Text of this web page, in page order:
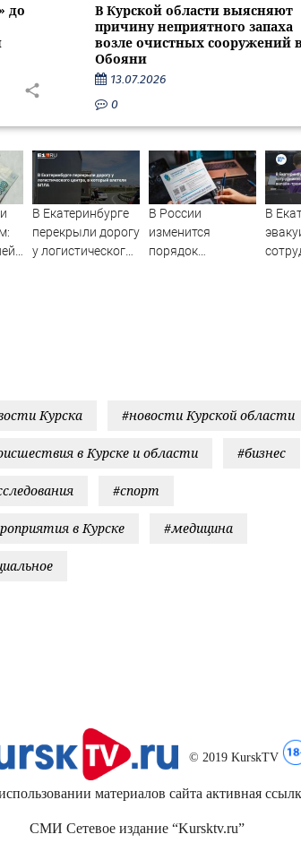
до
В Курской области выясняют
причину неприятного запаха
возле очистных сооружений в
Обояни
13.07.2026
0
В Екатеринбурге
перекрыли дорогу
у логистического
В России
изменится
порядок
В
Курска #новости Курской области
в Курске и области #бизнес
#спорт
в Курске #медицина
© 2019 KurskTV
материалов сайта активная
СМИ Сетевое издание “Kursktv.ru”